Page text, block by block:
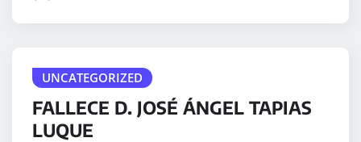
UNCATEGORIZED
FALLECE D. JOSÉ ÁNGEL TAPIAS
LUQUE